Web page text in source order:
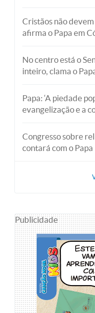
Cristãos não
afirma o Papa em
No centro está o
inteiro, clama o
Papa: ‘A piedade
evangelização e a
Congresso sobre
contará com o Papa
Publicidade